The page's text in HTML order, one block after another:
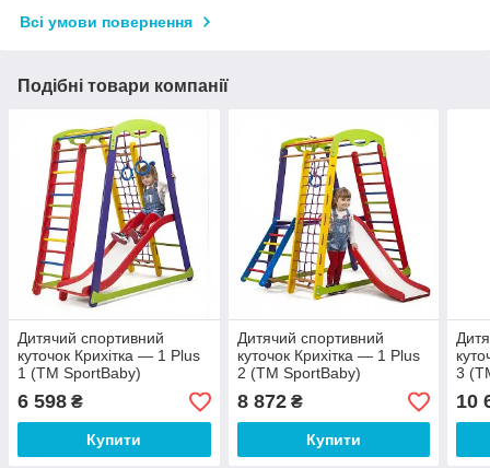
Всі умови повернення
Подібні товари компанії
Дитячий спортивний
куточок Крихітка — 1 Plus
1 (ТМ SportBaby)
6 598 ₴
Купити
Дитячий спортивний
куточок Крихітка — 1 Plus
2 (ТМ SportBaby)
8 872₴
Купити
3
10